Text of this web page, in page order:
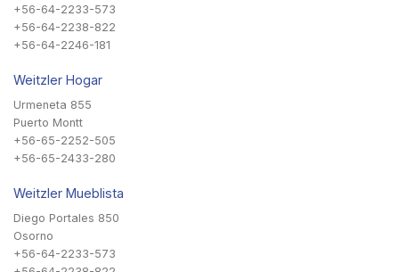
+56-64-2233-573
+56-64-2238-822
+56-64-2246-181
Weitzler Hogar
Urmeneta 855
Puerto Montt
+56-65-2252-505
+56-65-2433-280
Weitzler Mueblista
Diego Portales 850
Osorno
+56-64-2233-573